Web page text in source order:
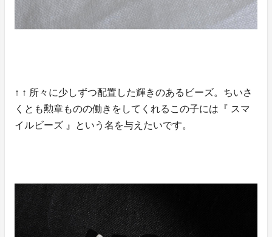
↑ ↑ 所々に少しずつ配置した輝きのあるビーズ。ちいさ
くとも勲章ものの働きをしてくれるこの子には『 スマ
イルビーズ 』という名を与えたいです。